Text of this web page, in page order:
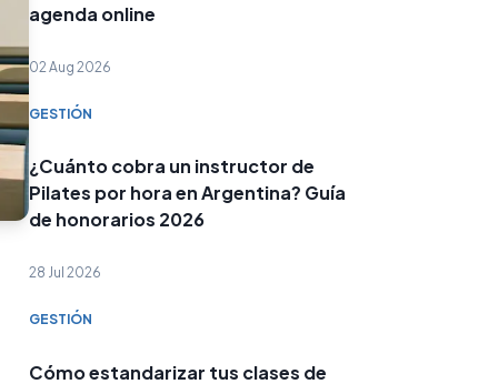
agenda online
02 Aug 2026
GESTIÓN
¿Cuánto cobra un instructor de
Pilates por hora en Argentina? Guía
de honorarios 2026
28 Jul 2026
GESTIÓN
Cómo estandarizar tus clases de